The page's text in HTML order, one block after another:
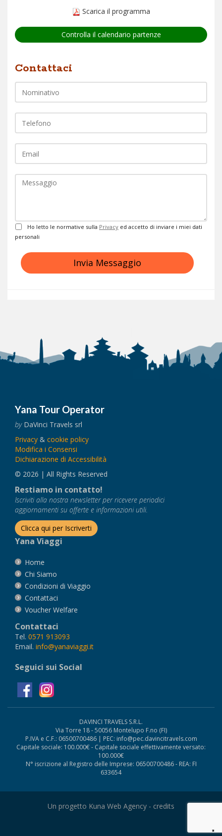
Scarica il programma
Controlla il calendario partenze
Contattaci
Privacy
Ho letto le normative sulla Privacy ed accetto di inviare i miei dati
personali
Invia Messaggio
Yana Tour Operator
byDaVinci Travels srl
Privacy & cookie policy
Modifica i Consensi
Dichiarazione di Accessibilità
© 2026 | All Rights Reserved
Restiamo in contatto!
Iscriviti alla nostra newsletter per ricevere periodici
aggiornamenti su offerte e informazioni utili.
Clicca qui per Iscriverti
Yana Viaggi
Home
Chi Siamo
Condizioni di Viaggio
Contattaci
Voucher Welfare
Contattaci
Tel. 0571 913093
Email. info@yanaviaggi.it
Seguici sui Social
DAVINCI TRAVELS S.R.L.
Via Torre 18 - 50056 Montelupo F.no (FI)
P.IVA e C.F.: 06500700486 | PEC: info@pec.davincitravels.com
Capitale sociale: 100.000€ - Capitale sociale effettivamente versato:
100.000€
N° iscrizione al Registro delle Imprese: 06500700486 - REA: FI
633654
Un progetto Kuna Web Agency - credits